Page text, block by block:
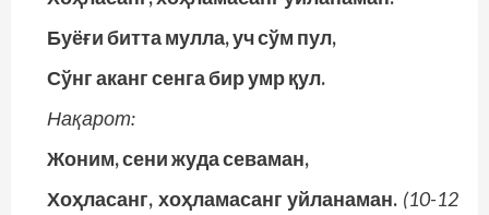
Буёғи битта мулла, уч сўм пул,
Сўнг аканг сенга бир умр қул.
Нақарот:
Жоним, сени жуда севаман,
Хоҳласанг, хоҳламасанг уйланаман. (10-12